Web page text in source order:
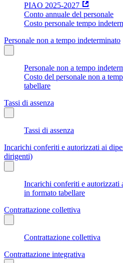
PIAO 2025-2027
Conto annuale del personale
Costo personale tempo
Personale non a tempo indeterminato
Personale non a tempo
Costo del personale non a
tabellare
Tassi di assenza
Tassi di assenza
Incarichi conferiti e autorizzati ai
dirigenti)
Incarichi conferiti e autorizzati
in formato tabellare
Contrattazione collettiva
Contrattazione collettiva
Contrattazione integrativa